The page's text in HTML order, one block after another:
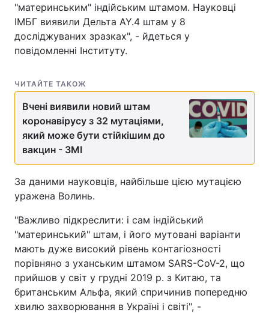
"материнським" індійським штамом. Науковці
ІМБГ виявили Дельта AY.4 штам у 8
досліджуваних зразках", - йдеться у
повідомленні Інституту.
ЧИТАЙТЕ ТАКОЖ
Вчені виявили новий штам
коронавірусу з 32 мутаціями,
який може бути стійкішим до
вакцин - ЗМІ
За даними науковців, найбільше цією мутацією
уражена Волинь.
"Важливо підкреслити: і сам індійський
"материнський" штам, і його мутовані варіанти
мають дуже високий рівень контагіозності
порівняно з уханським штамом SARS-CoV-2, що
прийшов у світ у грудні 2019 р. з Китаю, та
британським Альфа, який спричинив попередню
хвилю захворювання в Україні і світі", -